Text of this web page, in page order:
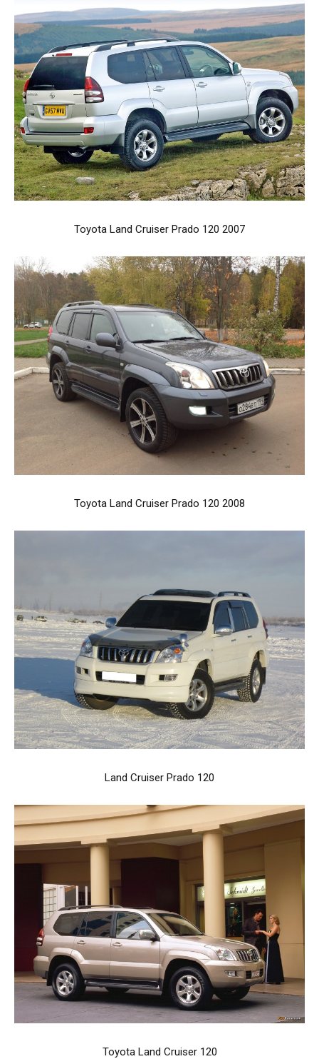
Toyota Land Cruiser Prado 120 2007
Toyota Land Cruiser Prado 120 2008
Land Cruiser Prado 120
Toyota Land Cruiser 120